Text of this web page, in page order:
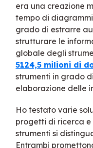
era una creazione
tempo di
grado di estrarre
strutturare le
globale degli
5124,5 milioni di
strumenti in grado
elaborazione delle
Ho testato varie
progetti di ricerca
strumenti si
Entrambi